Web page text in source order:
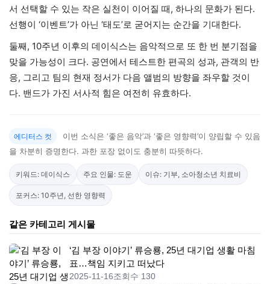
서 선택할 수 있는 작은 실천이 이어질 때, 하나의 문화가 된다.
선행이 ‘이벤트’가 아닌 ‘태도’로 굳어지는 순간을 기대한다.
둘째, 10주년 이후의 데이식스는 음악적으로 또 한 번 분기점을
맞을 가능성이 크다. 공연에서 테스트한 편곡의 성과, 관객의 반
응, 그리고 팀의 현재 정서가 다음 앨범의 방향을 좌우할 것이
다. 밴드가 가진 서사적 힘은 여전히 유효하다.
에디터스 컷
이번 소식은 ‘좋은 음악’과 ‘좋은 영향력’이 양립할 수 있음
을 차분히 증명한다. 과한 포장 없이도 충분히 따뜻하다.
키워드: 데이식스 주요 인물: 도운 이슈: 기부, 소아청소년 치료비
포커스: 10주년, 선한 영향력
같은 카테고리 게시물
‘김 부장 이야기’ 류승룡, 25년 대기업 생활 마침
표…책임 지키고 떠났다
2025-11-16조회수 130